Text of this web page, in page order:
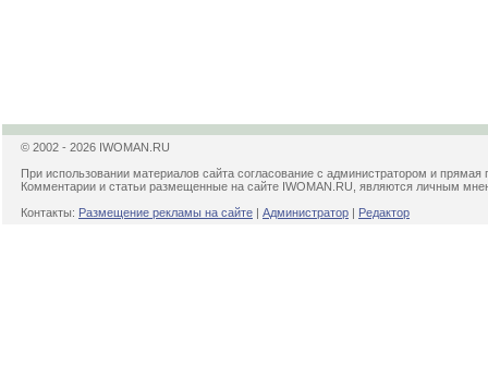
© 2002 - 2026 IWOMAN.RU
При использовании материалов сайта согласование с администратором и прямая
Комментарии и статьи размещенные на сайте IWOMAN.RU, являются личным
Контакты: Размещение рекламы на сайте | Администратор | Редактор